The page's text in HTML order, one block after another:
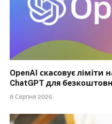
OpenAI скасовує ліміти
ChatGPT для
8 Серпня 2026